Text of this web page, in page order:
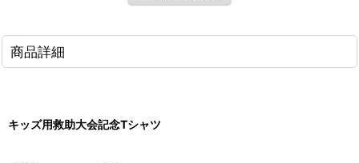
商品詳細
キッズ用救助大会記念Tシャツ